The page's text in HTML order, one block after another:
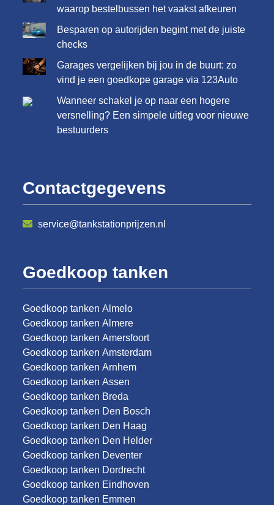
waarop bestelbussen het vaakst afkeuren
Besparen op autorijden begint met de juiste
checks
Garages vergelijken bij jou in de buurt: zo
vind je een goedkope garage via 123Auto
Wanneer schakel je op naar een hogere
versnelling? Een simpele uitleg voor nieuwe
bestuurders
Contactgegevens
service@tankstationprijzen.nl
Goedkoop tanken
Goedkoop tanken Almelo
Goedkoop tanken Almere
Goedkoop tanken Amersfoort
Goedkoop tanken Amsterdam
Goedkoop tanken Arnhem
Goedkoop tanken Assen
Goedkoop tanken Breda
Goedkoop tanken Den Bosch
Goedkoop tanken Den Haag
Goedkoop tanken Den Helder
Goedkoop tanken Deventer
Goedkoop tanken Dordrecht
Goedkoop tanken Eindhoven
Goedkoop tanken Emmen